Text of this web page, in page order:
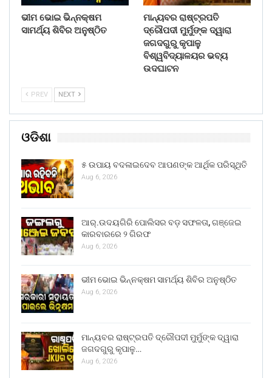
ଭୀମ ଭୋଇ ଭିନ୍ନକ୍ଷମ
ସାମର୍ଥ୍ୟ ଶିବିର ଅନୁଷ୍ଠିତ
ମାନ୍ୟବର ରାଷ୍ଟ୍ରପତି
ଦ୍ରୌପଦୀ ମୁର୍ମୁଙ୍କ ଦ୍ୱାରା
ଜଗଦଗୁରୁ କୃପାଳୁ
ବିଶ୍ୱବିଦ୍ୟାଳୟର ଭବ୍ୟ
ଉଦଘାଟନ
PREV NEXT
ଓଡିଶା
୫ ଉପାୟ ବଦଳାଇଦେବ ଆପଣଙ୍କ ଆର୍ଥିକ ପରିସ୍ଥିତି
Aug 6, 2026
ଆର୍.ଉଦୟଗିରି ପୋଲିସର ବଡ଼ ସଫଳତା, ଗଞ୍ଜେଇ
କାରବାରରେ ୨ ଗିରଫ
Aug 6, 2026
ଭୀମ ଭୋଇ ଭିନ୍ନକ୍ଷମ ସାମର୍ଥ୍ୟ ଶିବିର ଅନୁଷ୍ଠିତ
Aug 6, 2026
ମାନ୍ୟବର ରାଷ୍ଟ୍ରପତି ଦ୍ରୌପଦୀ ମୁର୍ମୁଙ୍କ ଦ୍ୱାରା
ଜଗଦଗୁରୁ କୃପାଳୁ…
Aug 6, 2026